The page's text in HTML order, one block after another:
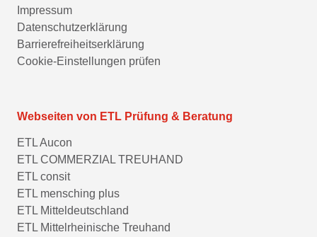
Impressum
Datenschutzerklärung
Barrierefreiheitserklärung
Cookie-Einstellungen prüfen
Webseiten von ETL Prüfung & Beratung
ETL Aucon
ETL COMMERZIAL TREUHAND
ETL consit
ETL mensching plus
ETL Mitteldeutschland
ETL Mittelrheinische Treuhand